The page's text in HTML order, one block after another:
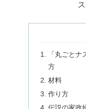
「丸ごと
方
材料
作り方